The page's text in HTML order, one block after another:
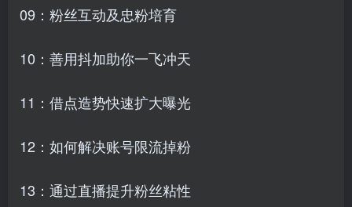
09：粉丝互动及忠粉培育
10：善用抖加助你一飞冲天
11：借点造势快速扩大曝光
12：如何解决账号限流掉粉
13：通过直播提升粉丝粘性